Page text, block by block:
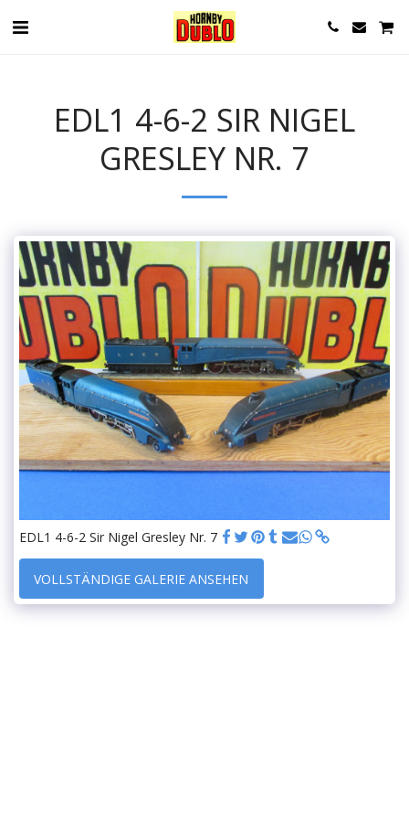
EDL1 4-6-2 SIR NIGEL
GRESLEY NR. 7
EDL1 4-6-2 Sir Nigel Gresley Nr. 7
VOLLSTÄNDIGE GALERIE ANSEHEN